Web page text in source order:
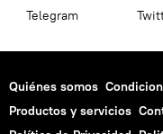
Telegram
Quiénes somos
Productos y servicios